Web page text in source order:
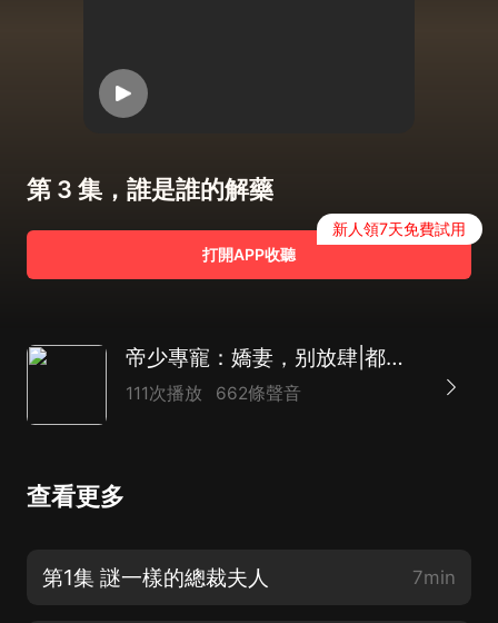
第 3 集，誰是誰的解藥
打開APP收聽
新人領7天免費試用
帝少專寵：嬌妻，别放肆|都市|虐戀|現代言情|霸總|豪門世家|婚戀情緣|AI多播
111次播放 662條聲音
查看更多
第1集 謎一樣的總裁夫人 7min